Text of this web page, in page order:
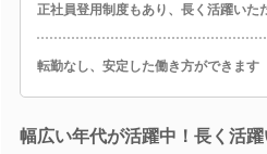
正社員登用制度もあり、長く活躍いた
転勤なし、安定した働き方ができます
幅広い年代が活躍中！長く活